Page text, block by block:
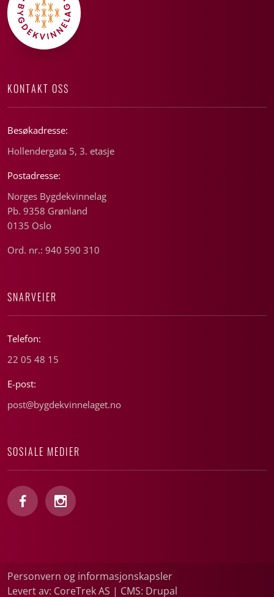
KONTAKT OSS
Besøkadresse:
Hollendergata 5, 3. etasje
Postadresse:
Norges Bygdekvinnelag
Pb. 9358 Grønland
0135 Oslo
Ord. nr.: 940 590 310
SNARVEIER
Telefon:
22 05 48 15
E-post:
post@bygdekvinnelaget.no
SOSIALE MEDIER
Personvern og informasjonskapsler
Levert av: CoreTrek AS | CMS: Drupal